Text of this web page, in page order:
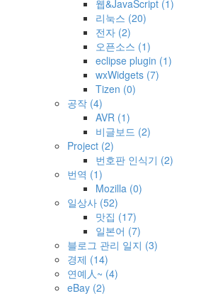
웹&JavaScript (1)
리눅스 (20)
전자 (2)
오픈소스 (1)
eclipse plugin (1)
wxWidgets (7)
Tizen (0)
공작 (4)
AVR (1)
비글보드 (2)
Project (2)
번호판 인식기 (2)
번역 (1)
Mozilla (0)
일상사 (52)
맛집 (17)
일본어 (7)
블로그 관리 일지 (3)
경제 (14)
연예人~ (4)
eBay (2)